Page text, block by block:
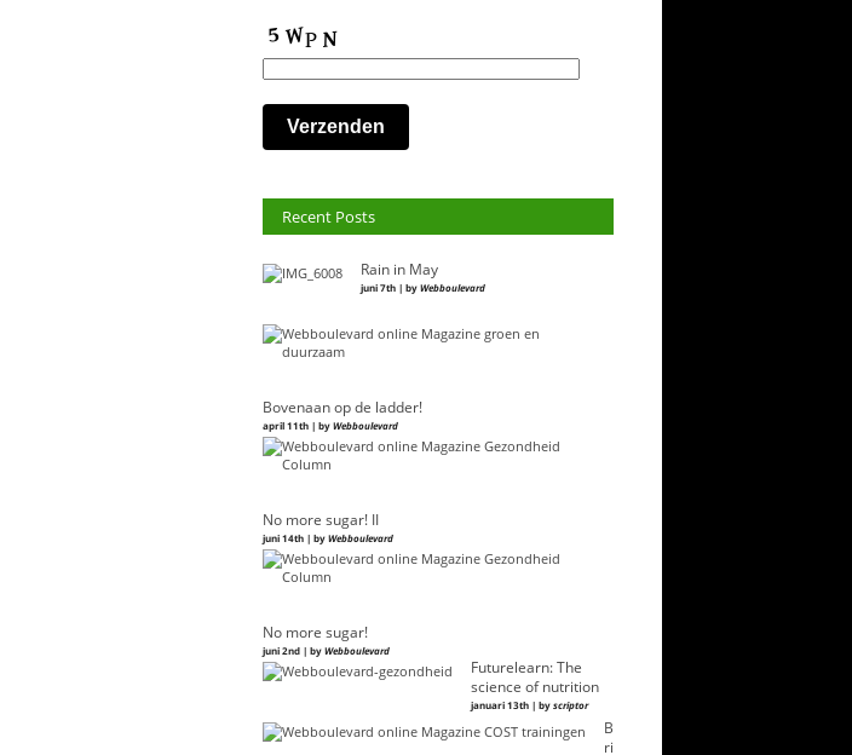
Recent Posts
Rain in May
juni 7th | byWebboulevard
Bovenaan op de ladder!
april 11th | byWebboulevard
No more sugar! II
juni 14th | byWebboulevard
No more sugar!
juni 2nd | byWebboulevard
Futurelearn: The
science of nutrition
januari 13th | byscriptor
B
ri